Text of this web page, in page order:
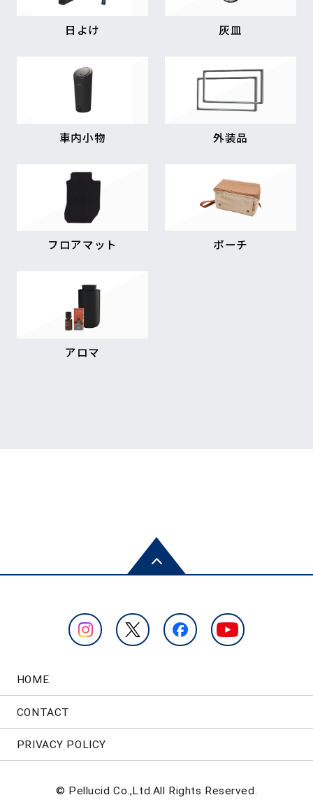
日よけ 灰皿
車内小物 外装品
フロアマット ポーチ
アロマ
HOME
CONTACT
PRIVACY POLICY
© Pellucid Co.,Ltd.All Rights Reserved.